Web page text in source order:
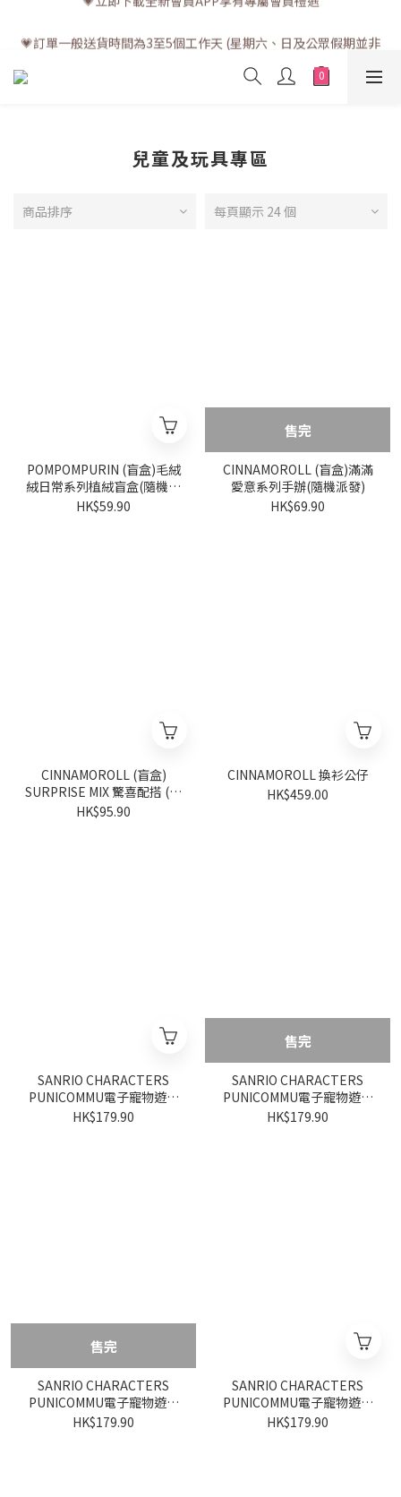
工作天)
工作天)
兒童及玩具專區
商品排序 每頁顯示 24 個
POMPOMPURIN (盲盒)毛絨
絨日常系列植絨盲盒(隨機派
發)
HK$59.90
售完
CINNAMOROLL (盲盒)滿滿
愛意系列手辦(隨機派發)
HK$69.90
CINNAMOROLL (盲盒)
SURPRISE MIX 驚喜配搭 (隨
機派發)
HK$95.90
CINNAMOROLL 換衫公仔
HK$459.00
SANRIO CHARACTERS
PUNICOMMU電子寵物遊戲
機 (HELLO KITTY)
HK$179.90
售完
SANRIO CHARACTERS
PUNICOMMU電子寵物遊戲
機 (CINNAMOROLL)
HK$179.90
售完
SANRIO CHARACTERS
PUNICOMMU電子寵物遊戲
機 (KUROMI)
HK$179.90
SANRIO CHARACTERS
PUNICOMMU電子寵物遊戲
機 (POMPOMPURIN)
HK$179.90